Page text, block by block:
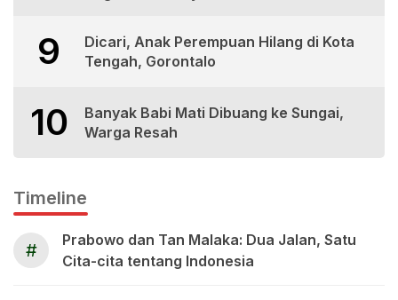
9
Dicari, Anak Perempuan Hilang di Kota
Tengah, Gorontalo
10
Banyak Babi Mati Dibuang ke Sungai,
Warga Resah
Timeline
#
Prabowo dan Tan Malaka: Dua Jalan, Satu
Cita-cita tentang Indonesia